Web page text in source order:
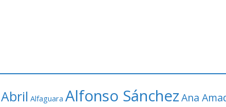
Abril Alfaguara Alfonso SánchezAna